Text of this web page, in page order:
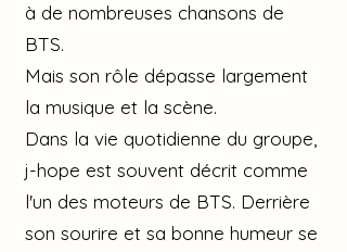
à de nombreuses chansons de
BTS.
Mais son rôle dépasse largement
la musique et la scène.
Dans la vie quotidienne du groupe,
j-hope est souvent décrit comme
l'un des moteurs de BTS. Derrière
son sourire et sa bonne humeur se